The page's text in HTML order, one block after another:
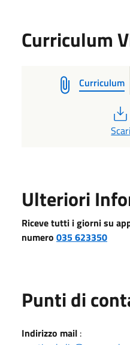
Curriculum
Curriculum
PDF
Ulteriori
Riceve tutti i giorni su
numero 035 623350
Punti di
Indirizzo mail :